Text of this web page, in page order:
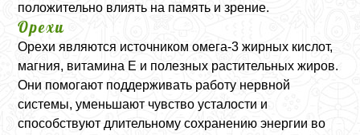
положительно влиять на память и зрение.
Орехи
Орехи являются источником омега-3 жирных кислот,
магния, витамина E и полезных растительных жиров.
Они помогают поддерживать работу нервной
системы, уменьшают чувство усталости и
способствуют длительному сохранению энергии во